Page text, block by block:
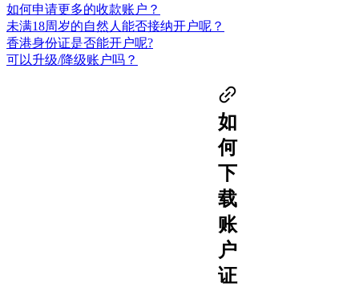
如何申请更多的收款账户？
未满18周岁的自然人能否接纳开户呢？
香港身份证是否能开户呢?
可以升级/降级账户吗？
如
何
下
载
账
户
证